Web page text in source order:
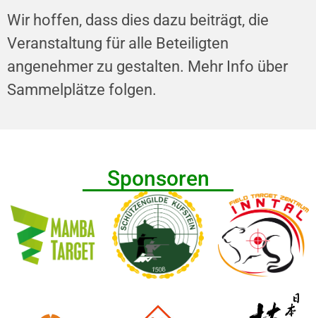
Wir hoffen, dass dies dazu beiträgt, die
Veranstaltung für alle Beteiligten
angenehmer zu gestalten. Mehr Info über
Sammelplätze folgen.
Sponsoren